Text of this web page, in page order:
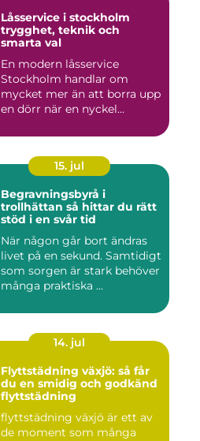
Låsservice i stockholm
trygghet, teknik och
smarta val
En modern låsservice
Stockholm handlar om
mycket mer än att borra upp
en dörr när en nyckel
15. jul
Begravningsbyrå i
trollhättan så hittar du rätt
stöd i en svår tid
När någon går bort ändras
livet på en sekund. Samtidigt
som sorgen är stark behöver
många praktiska ...
14. jul
Flyttstädning växjö: så får
du en smidig och godkänd
flyttstädning
flyttstädning växjö är ett av
de moment som många